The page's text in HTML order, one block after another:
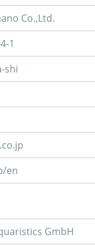
Co.,Ltd.
1
shi
en
GmbH